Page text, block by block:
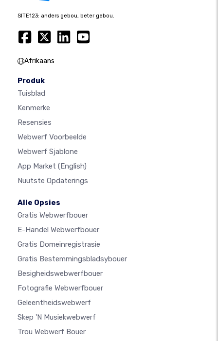
SITE123: anders gebou, beter gebou.
Afrikaans
Produk
Tuisblad
Kenmerke
Resensies
Webwerf Voorbeelde
Webwerf Sjablone
App Market (English)
Nuutste Opdaterings
Alle Opsies
Gratis Webwerfbouer
E-Handel Webwerfbouer
Gratis Domeinregistrasie
Gratis Bestemmingsbladsybouer
Besigheidswebwerfbouer
Fotografie Webwerfbouer
Geleentheidswebwerf
Skep 'n Musiekwebwerf
Trou Webwerf Bouer